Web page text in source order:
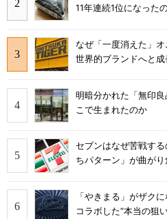
11年連続1位になった
なぜ「一度消えた」
世界的ブランドへと
明暗分かれた「無印
こで生まれたのか
セブンはなぜ苦戦す
ちパターン」が曲がり
「やきまる」がザク
コラボした“本当の狙